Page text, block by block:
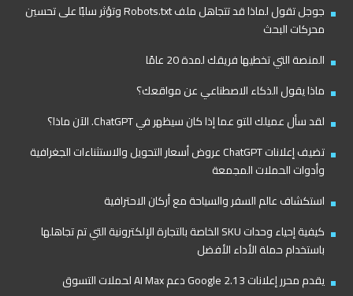
جوجل تقول لماذا قد تتجاهل ملف Robots.txt وتؤثر سلبًا على تحسين
محركات البحث
المنصة التي تخطيها فريقك لمدة 20 عامًا
ماذا يقول الذكاء الاصطناعي عن مواقعك؟
لقد سأل عميلك للتو عما إذا كان سيظهر في ChatGPT. الآن ماذا؟
تضيف إعلانات ChatGPT عروض أسعار التحويل والاستثناءات الجغرافية
وأدوات الحملات المجمعة
استكشاف عالم السفر والسياحة مع أركان الاحترافية
كيفية إحياء وحدات SKU الخاصة بالتجارة الإلكترونية التي تم تجاهلها
باستخدام حملة الأداء الأفضل
يقدم محرر إعلانات Google 2.13 دعم AI Max لحملات التسوق